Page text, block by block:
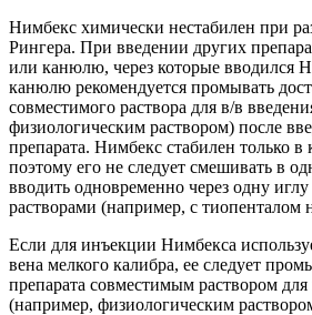
Нимбекс химически нестабилен при
Рингера. При введении других
или канюлю, через которые вводился
канюлю рекомендуется промывать
совместимого раствора для в/в
физиологическим раствором) после
препарата. Нимбекс стабилен только в
поэтому его не следует смешивать в
вводить одновременно через одну
растворами (например, с тиопенталом
Если для инъекции Нимбекса
вена мелкого калибра, ее следует
препарата совместимым раствором для
(например, физиологическим